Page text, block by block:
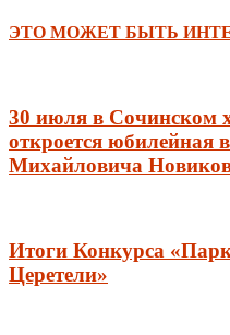
ЭТО МОЖЕТ БЫТЬ
30 июля в Сочинском
откроется юбилейная
Михайловича
Итоги Конкурса «Парк
Церетели»